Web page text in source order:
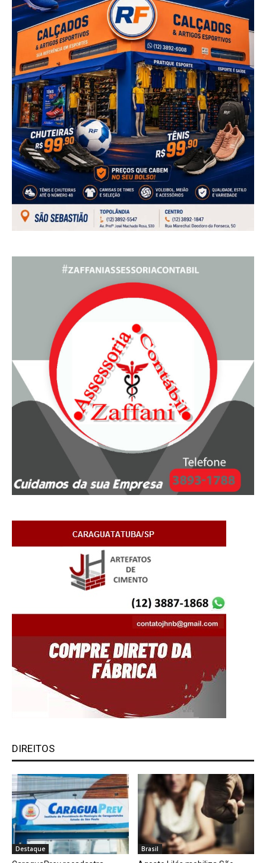
DIREITOS
Destaque Brasil